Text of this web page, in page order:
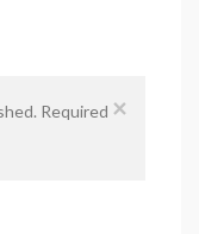
×
Required